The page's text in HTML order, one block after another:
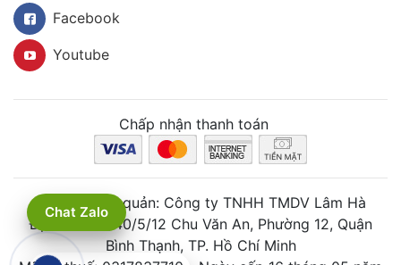
Chat Zalo
Facebook
Youtube
Chấp nhận thanh toán
Công ty chủ quản: Công ty TNHH TMDV Lâm Hà
Địa chỉ: 261/40/5/12 Chu Văn An, Phường 12, Quận
Bình Thạnh, TP. Hồ Chí Minh